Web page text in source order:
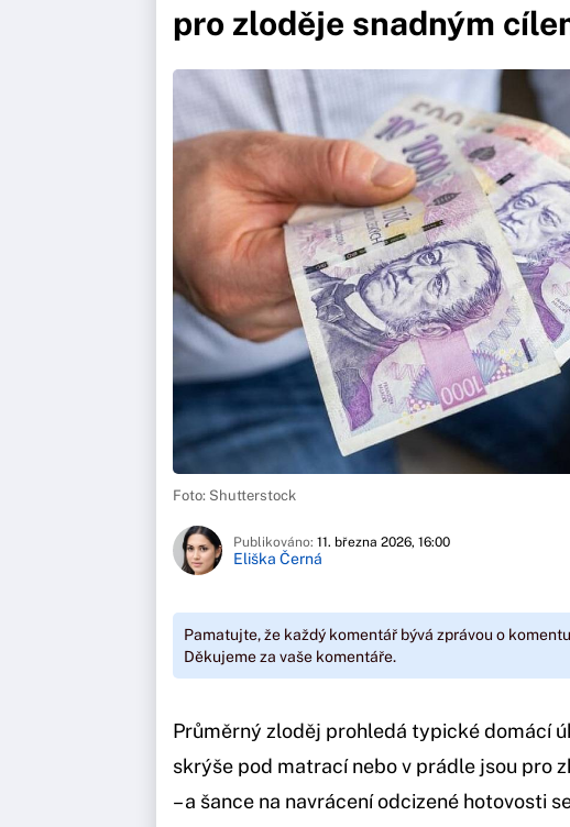
pro zloděje snadným
Foto: Shutterstock
Publikováno: 11. března 2026, 16:00
Eliška Černá
Pamatujte, že každý komentář bývá zprávou o
Děkujeme za vaše komentáře.
Průměrný zloděj prohledá typické domácí
skrýše pod matrací nebo v prádle jsou pro
– a šance na navrácení odcizené hotovosti